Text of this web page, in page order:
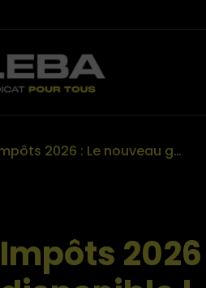
Impôts 2026 : Le nouveau guide est disponible !
Impôts